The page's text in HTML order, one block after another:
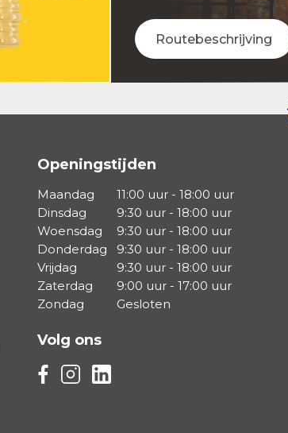
Routebeschrijving
Openingstijden
Maandag
11:00 uur - 18:00 uur
Dinsdag
9:30 uur - 18:00 uur
Woensdag
9:30 uur - 18:00 uur
Donderdag
9:30 uur - 18:00 uur
Vrijdag
9:30 uur - 18:00 uur
Zaterdag
9:00 uur - 17:00 uur
Zondag
Gesloten
Volg ons
Volg ons via Facebook
Volg ons via Instagram
Volg ons via Linkedin